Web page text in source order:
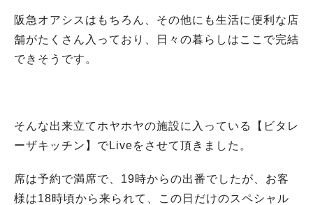
阪急オアシスはもちろん、その他にも生活に便利な店
舗がたくさん入っており、日々の暮らしはここで完結
できそうです。
そんな出来立てホヤホヤの施設に入っている【ビタレ
ーザキッチン】でLiveをさせて頂きました。
席は予約で満席で、19時からの出番でしたが、お客
様は18時頃から来られて、この日だけのスペシャル